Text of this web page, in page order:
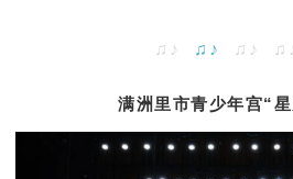
♫♪ ♫♪ ♫♪
满洲里市青少年宫“